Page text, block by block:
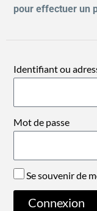
pour effectuer un
Identifiant ou
Mot de passe
Se souvenir de
Connexion